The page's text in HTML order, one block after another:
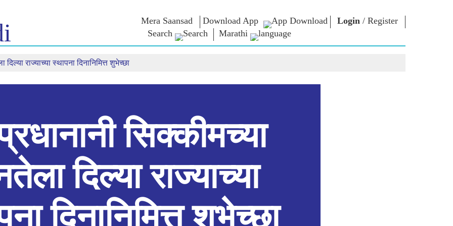
Mera Saansad Download App Login / Register
Search
Marathi
शासन श्रेणी
Kashi Vikas Yatra
मुलाखत
ब्लॉग
Photo Booth
राज्याच्या स्थापना दिनानिमित्त शुभेच्छा
सिक्कीमच्या
दिल्या राज्याच्या
दिनानिमित्त शुभेच्छा